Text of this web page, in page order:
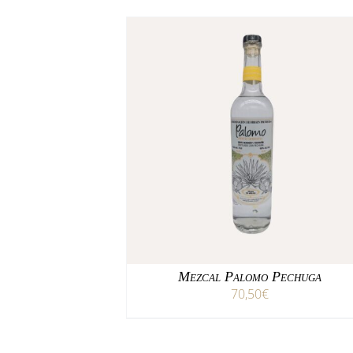
AÑADIR AL CARRITO /
Mezcal Palomo Pechuga
70,50€